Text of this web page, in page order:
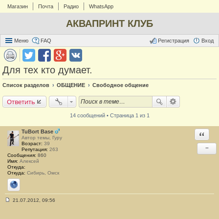
Магазин Почта Радио WhatsApp
АКВАПРИНТ КЛУБ
Меню FAQ Вход
Регистрация
Для тех кто думает.
Список разделов ОБЩЕНИЕ Свободное общение
Ответить
14 сообщений • Страница 1 из 1
TuBort Base
Автор темы, Гуру
Возраст: 39
Репутация: 263
Сообщения: 860
Имя: Алексей
Откуда:
Откуда: Сибирь, Омск
Сайт
−
21.07.2012, 09:56